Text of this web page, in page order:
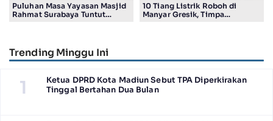
Puluhan Masa Yayasan Masjid
Rahmat Surabaya Tuntut
10 Tiang Listrik Roboh di
Manyar Gresik, Timpa
Trending Minggu Ini
1
Ketua DPRD Kota Madiun Sebut TPA Diperkirakan
Tinggal Bertahan Dua Bulan